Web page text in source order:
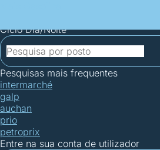
Ciclo Dia/Noite
Pesquisas mais frequentes
intermarché
galp
auchan
prio
petroprix
Entre na sua conta de utilizador